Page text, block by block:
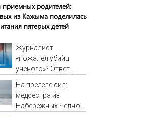
родителей:
из Кажыма поделилась
пятерых детей
Журналист
«пожалел убийц
ученого»? Ответ
Ворсобина на
отклики читателей
На пределе сил:
медсестра из
Набережных Челнов